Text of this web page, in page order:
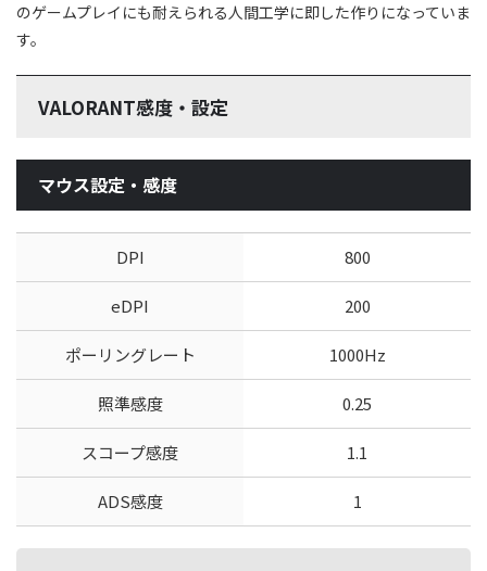
のゲームプレイにも耐えられる人間工学に即した作りになっていま
す。
VALORANT感度・設定
マウス設定・感度
DPI 800
eDPI 200
ポーリングレート 1000Hz
照準感度 0.25
スコープ感度 1.1
ADS感度 1